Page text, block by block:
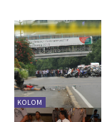
KOLOM